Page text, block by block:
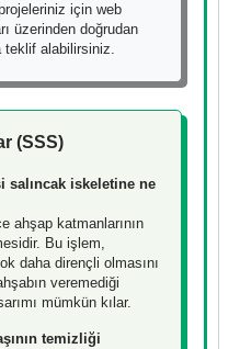
için web
üzerinden doğrudan
teklif alabilirsiniz.
(SSS)
iskeletine ne
ahşap katmanlarının
Bu işlem,
daha dirençli olmasını
veremediği
mümkün kılar.
temizliği